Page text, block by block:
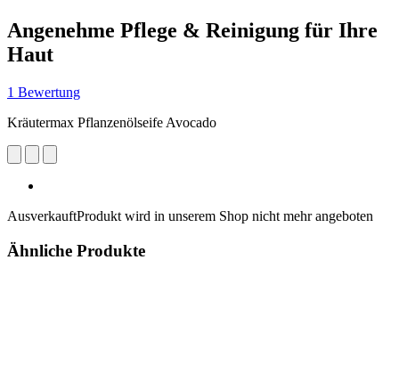
Angenehme Pflege & Reinigung für Ihre
Haut
1 Bewertung
Kräutermax Pflanzenölseife Avocado
AusverkauftProdukt wird in unserem Shop nicht mehr angeboten
Ähnliche Produkte